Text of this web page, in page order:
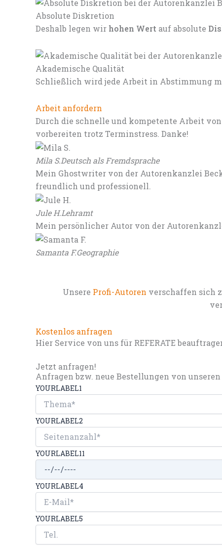
Absolute Diskretion
Deshalb legen wir hohen Wert auf absolute
Akademische Qualität
Schließlich wird jede Arbeit in Abstimmung
Arbeit anfordern
Durch die schnelle und kompetente Arbeit
vorbereiten trotz Terminstress. Danke!
Mila S.Deutsch als Fremdsprache
Mein Ghostwriter von der Autorenkanzlei
freundlich und professionell.
Jule H.Lehramt
Mein persönlicher Autor von der
Samanta F.Geographie
Unsere Profi-Autoren verschaffen sich
Kostenlos anfragen
Hier Service von uns für REFERATE
Jetzt anfragen!
Anfragen bzw. neue Bestellungen von
YOURLABEL1
YOURLABEL2
YOURLABEL11
YOURLABEL4
YOURLABEL5